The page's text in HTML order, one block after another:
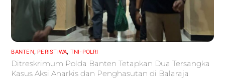
BANTEN, PERISTIWA, TNI-POLRI
Ditreskrimum Polda Banten Tetapkan Dua Tersangka
Kasus Aksi Anarkis dan Penghasutan di Balaraja